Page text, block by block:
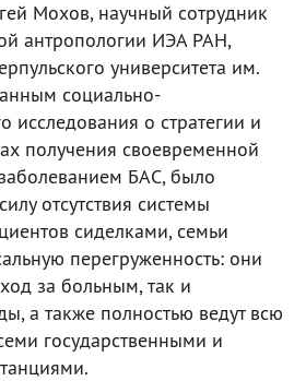
Мохов, научный сотрудник
антропологии ИЭА РАН,
университета им.
социально-
исследования о стратегии и
получения своевременной
БАС, было
отсутствия системы
сиделками, семьи
перегруженность: они
за больным, так и
а также полностью ведут всю
государственными и